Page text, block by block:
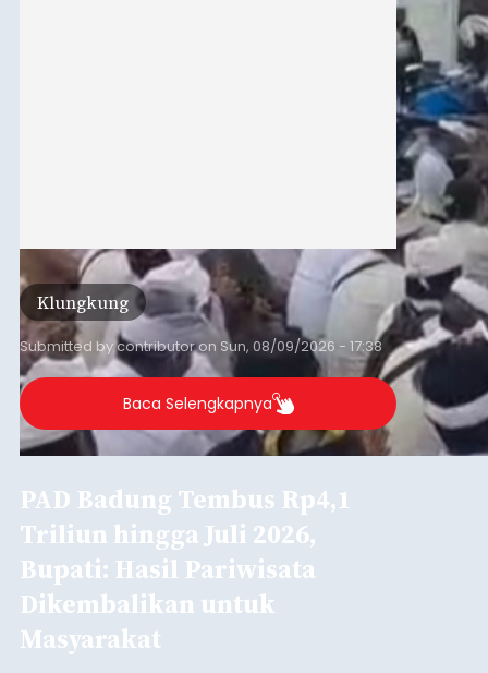
Klungkung
Submitted bycontributoron Sun, 08/09/2026 - 17:38
Baca Selengkapnya
PAD Badung Tembus Rp4,1
Triliun hingga Juli 2026,
Bupati: Hasil Pariwisata
Dikembalikan untuk
Masyarakat